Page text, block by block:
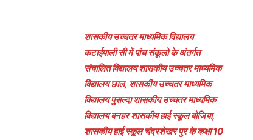
शासकीय उच्चतर माध्यमिक विद्यालय
कटाईपाली सी में पांच संकूलो के अंतर्गत
संचालित विद्यालय शासकीय उच्चतर माध्यमिक
विद्यालय छाल, शासकीय उच्चतर माध्यमिक
विद्यालय पुसल्दा शासकीय उच्चतर माध्यमिक
विद्यालय बनहर शासकीय हाई स्कूल बोजिया,
शासकीय हाई स्कूल चंद्रशेखर पुर के कक्षा 10